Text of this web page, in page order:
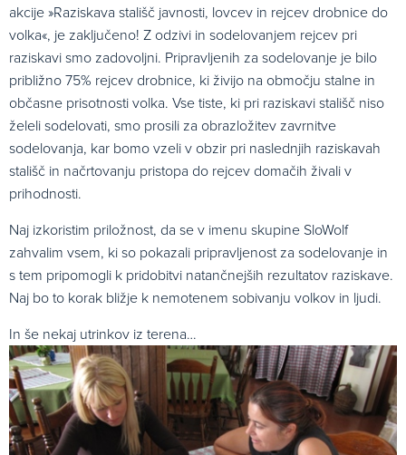
akcije »Raziskava stališč javnosti, lovcev in rejcev drobnice do
volka«, je zaključeno! Z odzivi in sodelovanjem rejcev pri
raziskavi smo zadovoljni. Pripravljenih za sodelovanje je bilo
približno 75% rejcev drobnice, ki živijo na območju stalne in
občasne prisotnosti volka. Vse tiste, ki pri raziskavi stališč niso
želeli sodelovati, smo prosili za obrazložitev zavrnitve
sodelovanja, kar bomo vzeli v obzir pri naslednjih raziskavah
stališč in načrtovanju pristopa do rejcev domačih živali v
prihodnosti.
Naj izkoristim priložnost, da se v imenu skupine SloWolf
zahvalim vsem, ki so pokazali pripravljenost za sodelovanje in
s tem pripomogli k pridobitvi natančnejših rezultatov raziskave.
Naj bo to korak bližje k nemotenem sobivanju volkov in ljudi.
In še nekaj utrinkov iz terena…